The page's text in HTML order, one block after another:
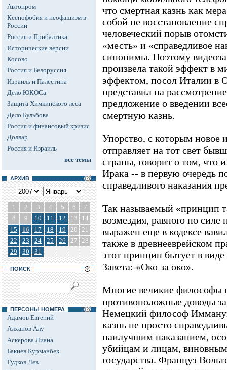
Автопром
Ксенофобия и неофашизм в
России
Россия и Прибалтика
Исторические версии
Косово
Россия и Белоруссия
Израиль и Палестина
Дело ЮКОСа
Защита Химкинского леса
Дело Бульбова
Россия и финансовый кризис
Доллар
Россия и Израиль
все темы
АРХИВ
1 2 3 4 5 6
7
8
9 10 11 12 13
14
15
16 17 18 19 20 21
22
23 24 25 26 27 28
29
30 31
ПОИСК
ПЕРСОНЫ НОМЕРА
Адамов Евгений
Алханов Алу
Аскерова Лиана
Бакиев Курманбек
Гудков Лев
что смертная казнь как
собой не восстановление
человеческий порыв
«месть» и «справедливое
синонимы. Поэтому
произвела такой эффект в
эффектом, посол Италии в
представил на
предложение о введении
смертную казнь.
Упорство, с которым новое
отправляет на тот свет
страны, говорит о том, что
Ирака -- в первую очередь
справедливого наказания
Так называемый «принцип
возмездия, равного по
выражен еще в кодексе
также в древнееврейском
этот принцип бытует в
Завета: «Око за око».
Многие великие философы
противоположные доводы
Немецкий философ
казнь не просто
наилучшим наказанием,
убийцам и лицам,
государства. Француз